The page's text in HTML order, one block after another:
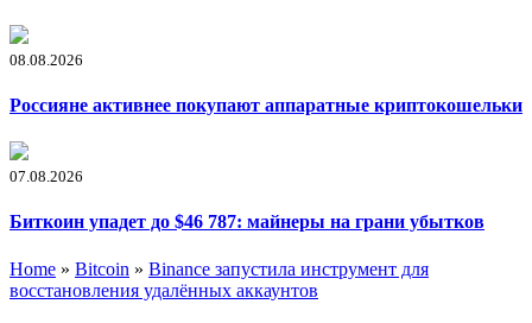
08.08.2026
Россияне активнее покупают аппаратные криптокошельки
07.08.2026
Биткоин упадет до $46 787: майнеры на грани убытков
Home » Bitcoin » Binance запустила инструмент для
восстановления удалённых аккаунтов